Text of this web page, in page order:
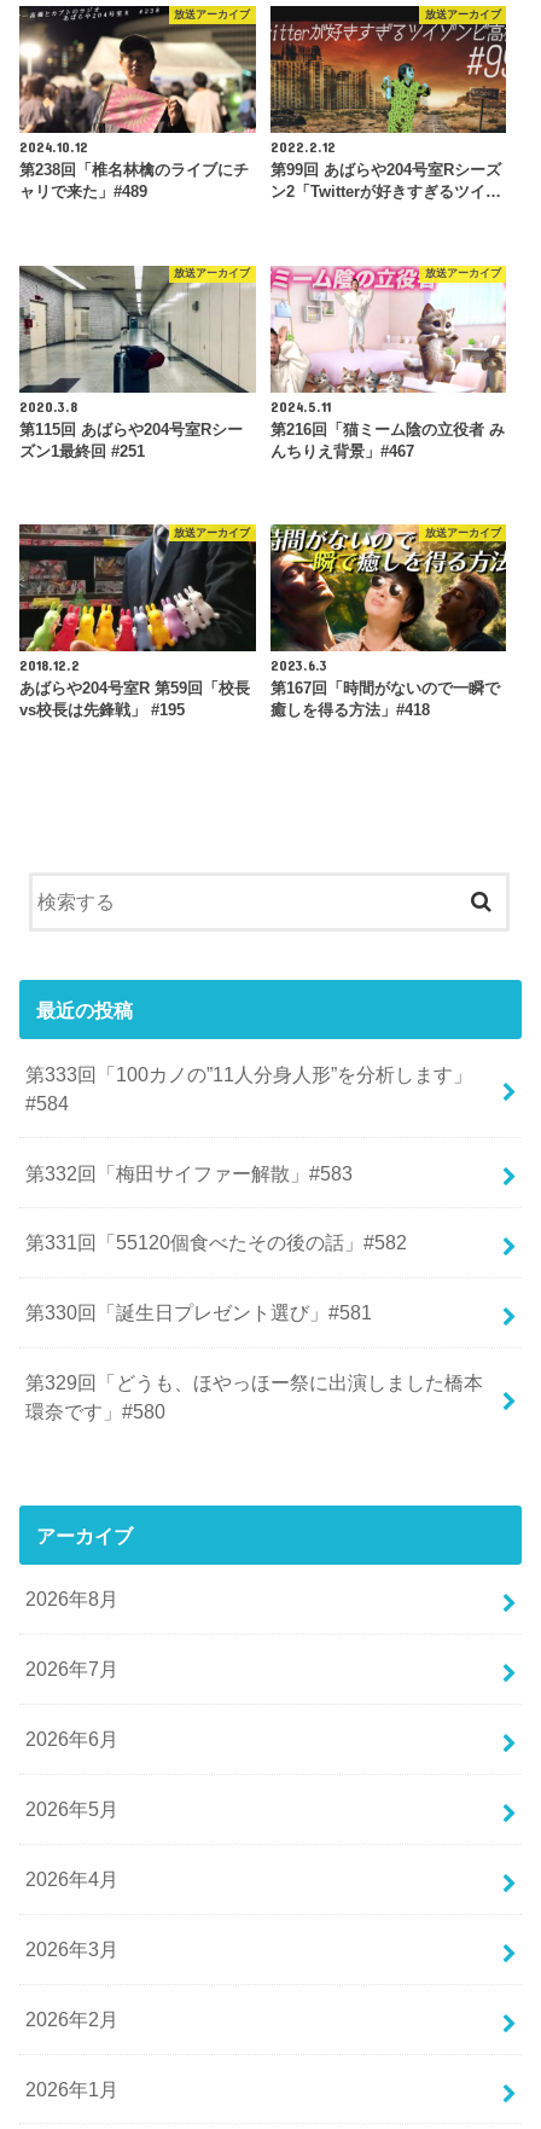
放送アーカイブ
2024.10.12
第238回「椎名林檎のライブにチ
ャリで来た」#489
放送アーカイブ
2022.2.12
第99回 あばらや204号室Rシーズ
ン2「Twitterが好きすぎるツイ…
放送アーカイブ
2020.3.8
第115回 あばらや204号室Rシー
ズン1最終回 #251
放送アーカイブ
2024.5.11
第216回「猫ミーム陰の立役者 み
んちりえ背景」#467
放送アーカイブ
2018.12.2
あばらや204号室R 第59回「校長
vs校長は先鋒戦」 #195
放送アーカイブ
2023.6.3
第167回「時間がないので一瞬で
癒しを得る方法」#418
最近の投稿
第333回「100カノの”11人分身人形”を分析します」
#584
第332回「梅田サイファー解散」#583
第331回「55120個食べたその後の話」#582
第330回「誕生日プレゼント選び」#581
第329回「どうも、ほやっほー祭に出演しました橋本
環奈です」#580
アーカイブ
2026年8月
2026年7月
2026年6月
2026年5月
2026年4月
2026年3月
2026年2月
2026年1月